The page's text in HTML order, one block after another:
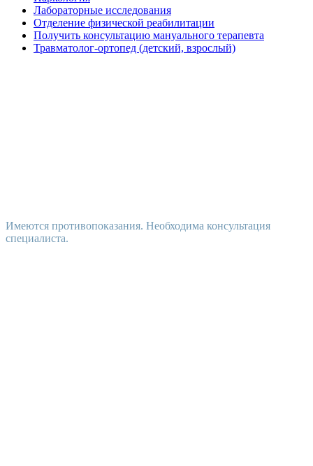
Лабораторные исследования
Отделение физической реабилитации
Получить консультацию мануального терапевта
Травматолог-ортопед (детский, взрослый)
Имеются противопоказания. Необходима консультация
специалиста.